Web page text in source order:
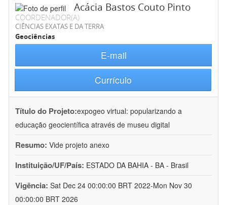
Acácia Bastos Couto Pinto
COORDENADOR(A)
CIÊNCIAS EXATAS E DA TERRA
Geociências
E-mail
Currículo
Título do Projeto:expogeo virtual: popularizando a
educação geocientífica através de museu digital
Resumo: Vide projeto anexo
Instituição/UF/País: ESTADO DA BAHIA - BA - Brasil
Vigência: Sat Dec 24 00:00:00 BRT 2022-Mon Nov 30
00:00:00 BRT 2026